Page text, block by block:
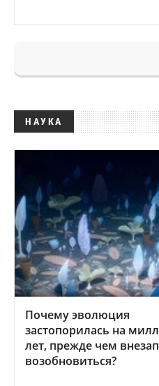
НАУКА
Почему эволюция
застопорилась на
лет, прежде чем
возобновиться?